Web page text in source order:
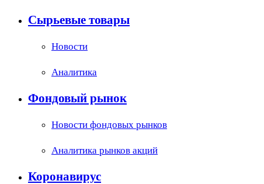
Сырьевые товары
Новости
Аналитика
Фондовый рынок
Новости фондовых рынков
Аналитика рынков акций
Коронавирус